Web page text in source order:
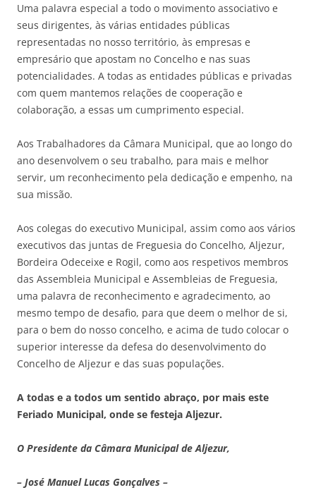
Uma palavra especial a todo o movimento associativo e
seus dirigentes, às várias entidades públicas
representadas no nosso território, às empresas e
empresário que apostam no Concelho e nas suas
potencialidades. A todas as entidades públicas e privadas
com quem mantemos relações de cooperação e
colaboração, a essas um cumprimento especial.
Aos Trabalhadores da Câmara Municipal, que ao longo do
ano desenvolvem o seu trabalho, para mais e melhor
servir, um reconhecimento pela dedicação e empenho, na
sua missão.
Aos colegas do executivo Municipal, assim como aos vários
executivos das juntas de Freguesia do Concelho, Aljezur,
Bordeira Odeceixe e Rogil, como aos respetivos membros
das Assembleia Municipal e Assembleias de Freguesia,
uma palavra de reconhecimento e agradecimento, ao
mesmo tempo de desafio, para que deem o melhor de si,
para o bem do nosso concelho, e acima de tudo colocar o
superior interesse da defesa do desenvolvimento do
Concelho de Aljezur e das suas populações.
A todas e a todos um sentido abraço, por mais este
Feriado Municipal, onde se festeja Aljezur.
O Presidente da Câmara Municipal de Aljezur,
– José Manuel Lucas Gonçalves –